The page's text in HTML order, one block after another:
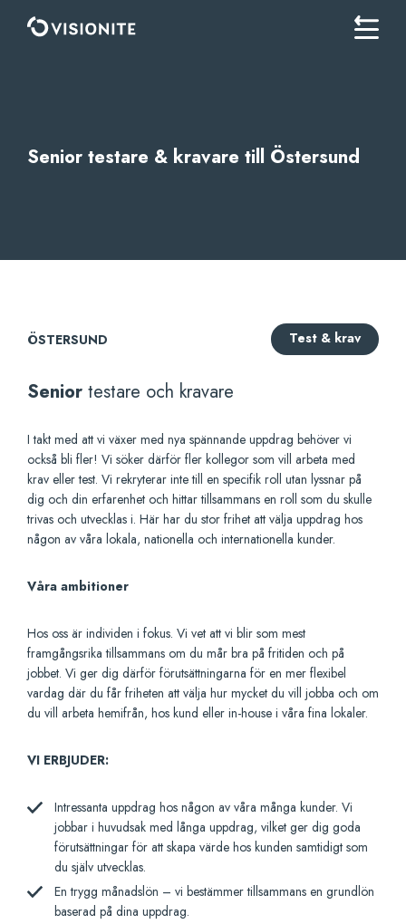
Senior testare & kravare till Östersund
ÖSTERSUND Test & krav
Senior testare och kravare
I takt med att vi växer med nya spännande uppdrag behöver vi
också bli fler! Vi söker därför fler kollegor som vill arbeta med
krav eller test. Vi rekryterar inte till en specifik roll utan lyssnar på
dig och din erfarenhet och hittar tillsammans en roll som du skulle
trivas och utvecklas i. Här har du stor frihet att välja uppdrag hos
någon av våra lokala, nationella och internationella kunder.
Våra ambitioner
Hos oss är individen i fokus. Vi vet att vi blir som mest
framgångsrika tillsammans om du mår bra på fritiden och på
jobbet. Vi ger dig därför förutsättningarna för en mer flexibel
vardag där du får friheten att välja hur mycket du vill jobba och om
du vill arbeta hemifrån, hos kund eller in-house i våra fina lokaler.
VI ERBJUDER:
Intressanta uppdrag hos någon av våra många kunder. Vi
jobbar i huvudsak med långa uppdrag, vilket ger dig goda
förutsättningar för att skapa värde hos kunden samtidigt som
du själv utvecklas.
En trygg månadslön – vi bestämmer tillsammans en grundlön
baserad på dina uppdrag.